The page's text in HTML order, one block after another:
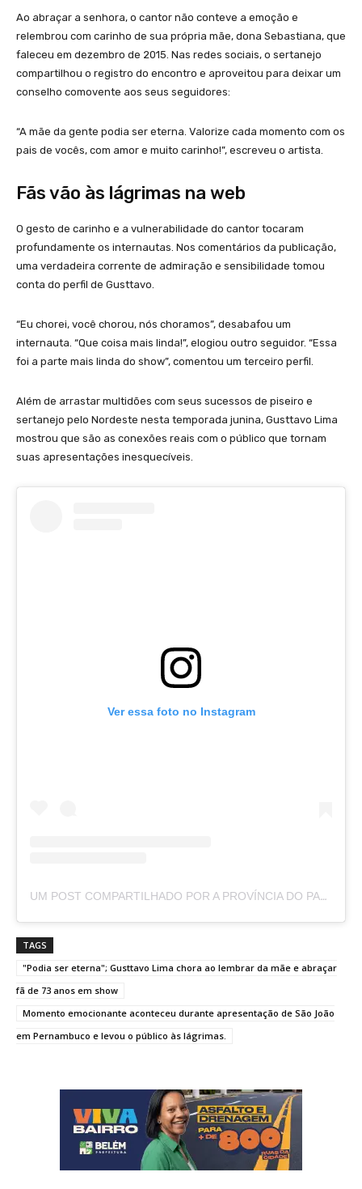
Ao abraçar a senhora, o cantor não conteve a emoção e
relembrou com carinho de sua própria mãe, dona Sebastiana, que
faleceu em dezembro de 2015. Nas redes sociais, o sertanejo
compartilhou o registro do encontro e aproveitou para deixar um
conselho comovente aos seus seguidores:
“A mãe da gente podia ser eterna. Valorize cada momento com os
pais de vocês, com amor e muito carinho!”, escreveu o artista.
Fãs vão às lágrimas na web
O gesto de carinho e a vulnerabilidade do cantor tocaram
profundamente os internautas. Nos comentários da publicação,
uma verdadeira corrente de admiração e sensibilidade tomou
conta do perfil de Gusttavo.
“Eu chorei, você chorou, nós choramos”, desabafou um
internauta. “Que coisa mais linda!”, elogiou outro seguidor. “Essa
foi a parte mais linda do show”, comentou um terceiro perfil.
Além de arrastar multidões com seus sucessos de piseiro e
sertanejo pelo Nordeste nesta temporada junina, Gusttavo Lima
mostrou que são as conexões reais com o público que tornam
suas apresentações inesquecíveis.
Ver essa foto no Instagram
UM POST COMPARTILHADO POR A PROVÍNCIA DO PARÁ (@APROVINCIADOPARA)
TAGS
"Podia ser eterna"; Gusttavo Lima chora ao lembrar da mãe e abraçar
fã de 73 anos em show
Momento emocionante aconteceu durante apresentação de São João
em Pernambuco e levou o público às lágrimas.